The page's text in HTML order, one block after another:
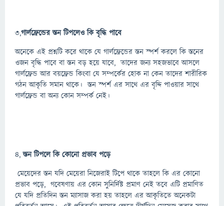
৩,গার্লফ্রেন্ডের স্তন টিপলেও কি বৃদ্ধি পাবে
অনেকে এই প্রশ্নটি করে থাকে যে গার্লফ্রেন্ডের স্তন স্পর্শ করলে কি স্তনের
ওজন বৃদ্ধি পাবে বা স্তন বড় হয়ে যাবে, তাদের জন্য সহজভাবে আসলে
গার্লফ্রেন্ড আর বয়ফ্রেন্ড কিংবা যে সম্পর্কের হোক না কেন তাদের শারীরিক
গঠন আকৃতি সমান থাকে। স্তন স্পর্শ এর সাথে এর বৃদ্দি পাওয়ার সাথে
গার্লফ্রেন্ড বা অন্য কোন সম্পর্ক নেই।
৪,স্তন টিপলে কি কোনো প্রভাব পড়ে
মেয়েদের স্তন যদি মেয়েরা নিজেরাই টিপে থাকে তাহলে কি এর কোনো
প্রভাব পড়ে, গবেষণায় এর কোন সুনির্দিষ্ট প্রমাণ নেই তবে এটি প্রমাণিত
যে যদি প্রতিদিন স্তন ম্যাসাজ করা হয় তাহলে এর আকৃতিতে অনেকটা